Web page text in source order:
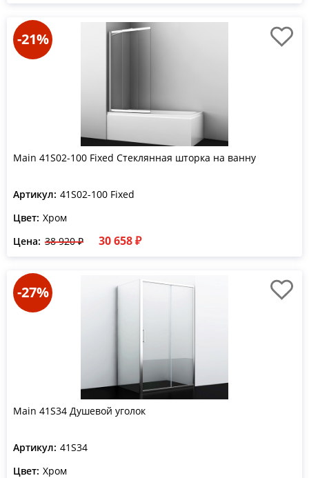
-21%
Main 41S02-100 Fixed Стеклянная шторка на ванну
Артикул: 41S02-100 Fixed
Цвет: Хром
Цена: 38 920 ₽ 30 658 ₽
-27%
Main 41S34 Душевой уголок
Артикул: 41S34
Цвет: Хром